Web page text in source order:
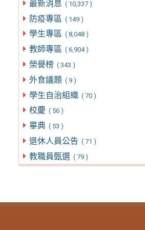
最新消息 ( 10,337 )
防疫專區 ( 149 )
學生專區 ( 8,048 )
教師專區 ( 6,904 )
榮譽榜 ( 343 )
外食議題 ( 9 )
學生自治組織 ( 70 )
校慶 ( 56 )
畢典 ( 53 )
退休人員公告 ( 71 )
教職員甄選 ( 79 )